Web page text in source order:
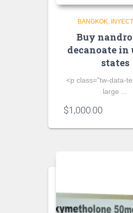
BANGKOK
Buy
decanoate in
states
<p class="tw-data-
large ...
$1,000.00